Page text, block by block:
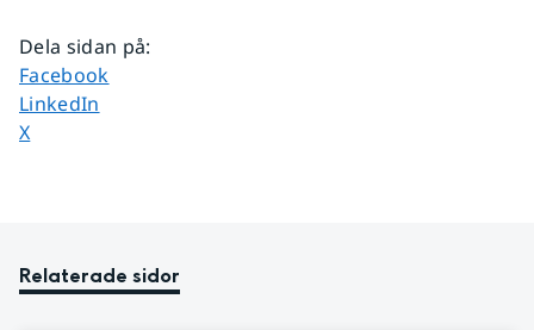
Dela sidan på:
Dela sidan på
Facebook
Dela sidan på
LinkedIn
Dela sidan på
X
Relaterade sidor